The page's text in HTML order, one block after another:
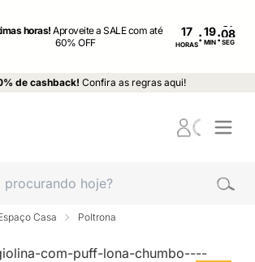
horas!Aproveite a SALE com até
60% OFF
17
HORAS: MIN : SEG
de cashback! Confira as regras aqui!
Casa Poltrona